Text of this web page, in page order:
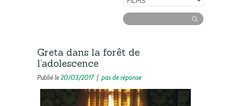
Greta dans la forêt de
l’adolescence
Publié le20/03/2017| pas de réponse